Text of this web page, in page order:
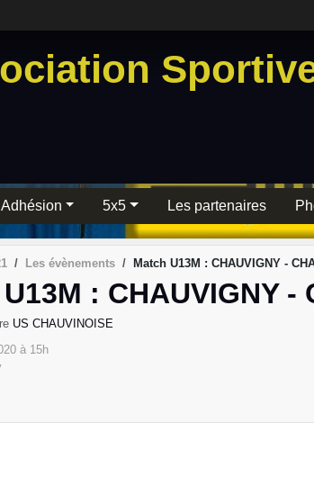
5x5 Les partenaires
Les évènements Match U13M : CHAUVIGNY -
: CHAUVIGNY -
US CHAUVINOISE
à 15h